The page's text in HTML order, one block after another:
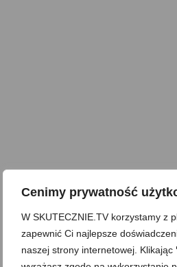
Cenimy prywatność
W SKUTECZNIE.TV korzystamy z
zapewnić Ci najlepsze
naszej strony internetowej. Klikając